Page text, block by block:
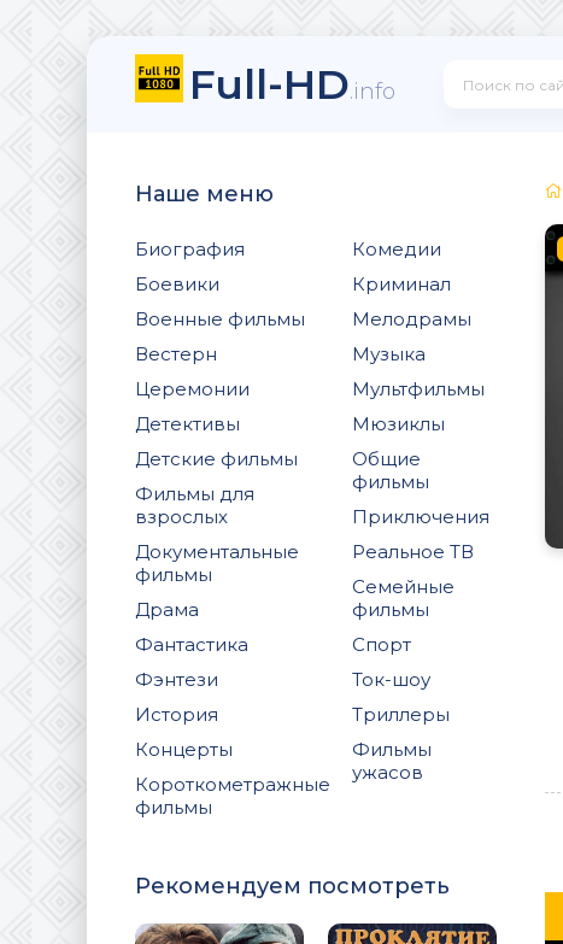
Full-HD.info
Наше меню
Биография
Боевики
Военные фильмы
Вестерн
Церемонии
Детективы
Детские фильмы
Фильмы для
взрослых
Документальные
фильмы
Драма
Фантастика
Фэнтези
История
Концерты
Короткометражные
фильмы
Комедии
Криминал
Мелодрамы
Музыка
Мультфильмы
Мюзиклы
Общие
фильмы
Приключения
Реальное ТВ
Семейные
фильмы
Спорт
Ток-шоу
Триллеры
Фильмы
ужасов
Рекомендуем посмотреть